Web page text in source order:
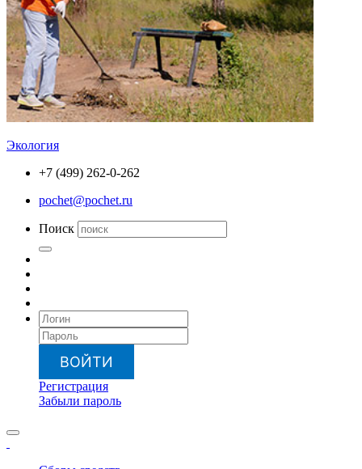
Экология
+7 (499) 262-0-262
pochet@pochet.ru
Поиск
ВОЙТИ
Регистрация
Забыли пароль